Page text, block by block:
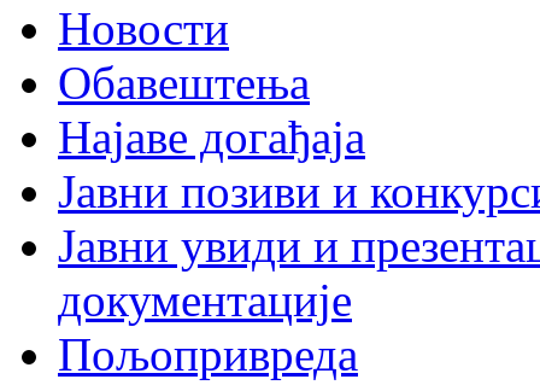
Новости
Обавештења
Најаве догађаја
Јавни позиви и
Јавни увиди и
документације
Пољопривреда